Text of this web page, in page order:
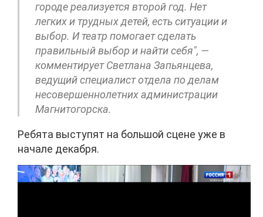
городе реализуется второй год. Нет
легких и трудных детей, есть ситуации и
выбор. И театр помогает сделать
правильный выбор и найти себя", —
комментирует Светлана Запьянцева,
ведущий специалист отдела по делам
несовершеннолетних администрации
Магнитогорска.
Ребята выступят на большой сцене уже в
начале декабря.